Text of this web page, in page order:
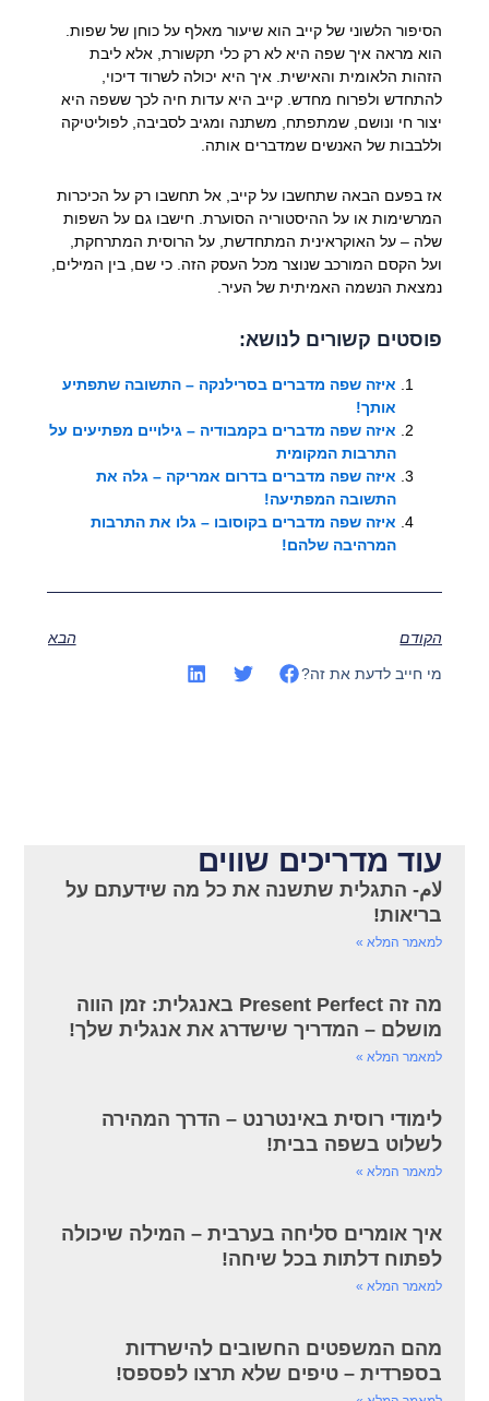
הסיפור הלשוני של קייב הוא שיעור מאלף על כוחן של שפות.
הוא מראה איך שפה היא לא רק כלי תקשורת, אלא ליבת
הזהות הלאומית והאישית. איך היא יכולה לשרוד דיכוי,
להתחדש ולפרוח מחדש. קייב היא עדות חיה לכך ששפה היא
יצור חי ונושם, שמתפתח, משתנה ומגיב לסביבה, לפוליטיקה
וללבבות של האנשים שמדברים אותה.
אז בפעם הבאה שתחשבו על קייב, אל תחשבו רק על הכיכרות
המרשימות או על ההיסטוריה הסוערת. חישבו גם על השפות
שלה – על האוקראינית המתחדשת, על הרוסית המתרחקת,
ועל הקסם המורכב שנוצר מכל העסק הזה. כי שם, בין המילים,
נמצאת הנשמה האמיתית של העיר.
פוסטים קשורים לנושא:
איזה שפה מדברים בסרילנקה – התשובה שתפתיע
אותך!
איזה שפה מדברים בקמבודיה – גילויים מפתיעים על
התרבות המקומית
איזה שפה מדברים בדרום אמריקה – גלה את
התשובה המפתיעה!
איזה שפה מדברים בקוסובו – גלו את התרבות
המרהיבה שלהם!
הקודם הבא
מי חייב לדעת את זה?
עוד מדריכים שווים
لام- התגלית שתשנה את כל מה שידעתם על
בריאות!
למאמר המלא »
מה זה Present Perfect באנגלית: זמן הווה
מושלם – המדריך שישדרג את אנגלית שלך!
למאמר המלא »
לימודי רוסית באינטרנט – הדרך המהירה
לשלוט בשפה בבית!
למאמר המלא »
איך אומרים סליחה בערבית – המילה שיכולה
לפתוח דלתות בכל שיחה!
למאמר המלא »
מהם המשפטים החשובים להישרדות
בספרדית – טיפים שלא תרצו לפספס!